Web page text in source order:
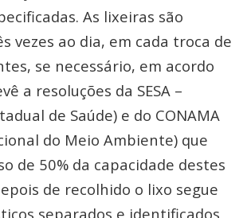
As lixeiras são
vezes ao dia, em cada troca de
se necessário, em acordo
a resoluções da SESA –
de Saúde) e do CONAMA
do Meio Ambiente) que
de 50% da capacidade destes
de recolhido o lixo segue
separados e identificados